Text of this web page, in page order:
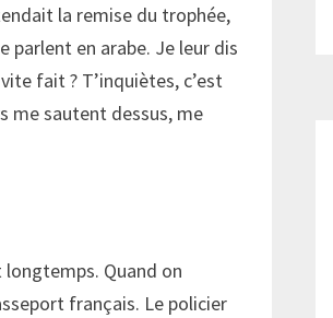
la remise du trophée,
parlent en arabe. Je leur dis
fait ? T’inquiètes, c’est
me sautent dessus, me
Quand on
français. Le policier